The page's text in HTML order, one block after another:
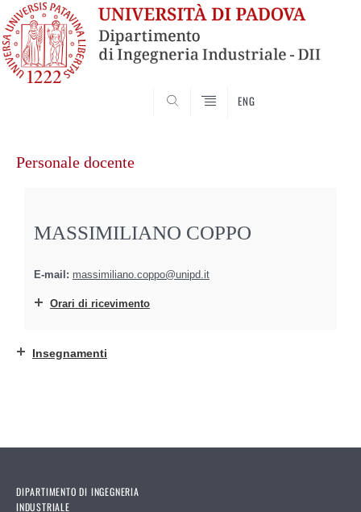
ENG
contenuto
Personale docente
MASSIMILIANO COPPO
E-mail: massimiliano.coppo@unipd.it
Orari di ricevimento
Insegnamenti
DIPARTIMENTO DI INGEGNERIA
INDUSTRIALE